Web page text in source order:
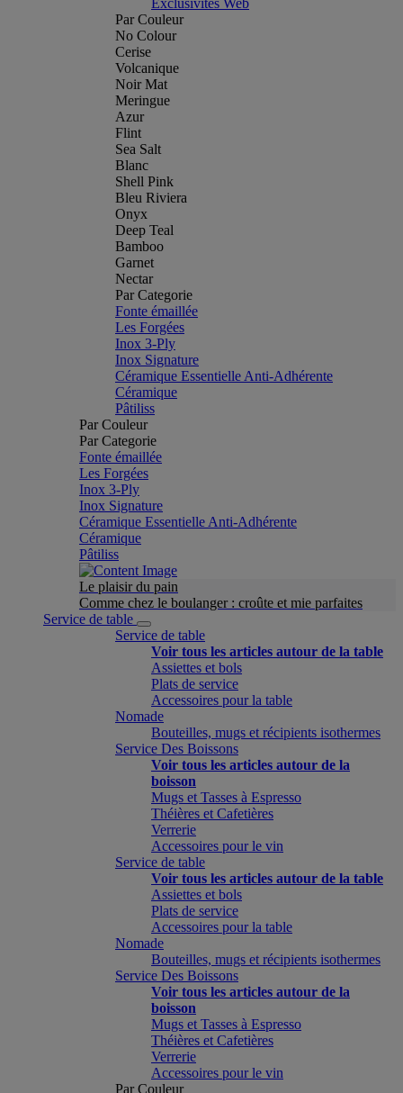
Exclusivités Web
Par Couleur
No Colour
Cerise
Volcanique
Noir Mat
Meringue
Azur
Flint
Sea Salt
Blanc
Shell Pink
Bleu Riviera
Onyx
Deep Teal
Bamboo
Garnet
Nectar
Par Categorie
Fonte émaillée
Les Forgées
Inox 3-Ply
Inox Signature
Céramique Essentielle Anti-Adhérente
Céramique
Pâtiliss
Par Couleur
Par Categorie
Fonte émaillée
Les Forgées
Inox 3-Ply
Inox Signature
Céramique Essentielle Anti-Adhérente
Céramique
Pâtiliss
Le plaisir du pain
Comme chez le boulanger : croûte et mie parfaites
Service de table
Service de table
Voir tous les articles autour de la table
Assiettes et bols
Plats de service
Accessoires pour la table
Nomade
Bouteilles, mugs et récipients isothermes
Service Des Boissons
Voir tous les articles autour de la
boisson
Mugs et Tasses à Espresso
Théières et Cafetières
Verrerie
Accessoires pour le vin
Service de table
Voir tous les articles autour de la table
Assiettes et bols
Plats de service
Accessoires pour la table
Nomade
Bouteilles, mugs et récipients isothermes
Service Des Boissons
Voir tous les articles autour de la
boisson
Mugs et Tasses à Espresso
Théières et Cafetières
Verrerie
Accessoires pour le vin
Par Couleur